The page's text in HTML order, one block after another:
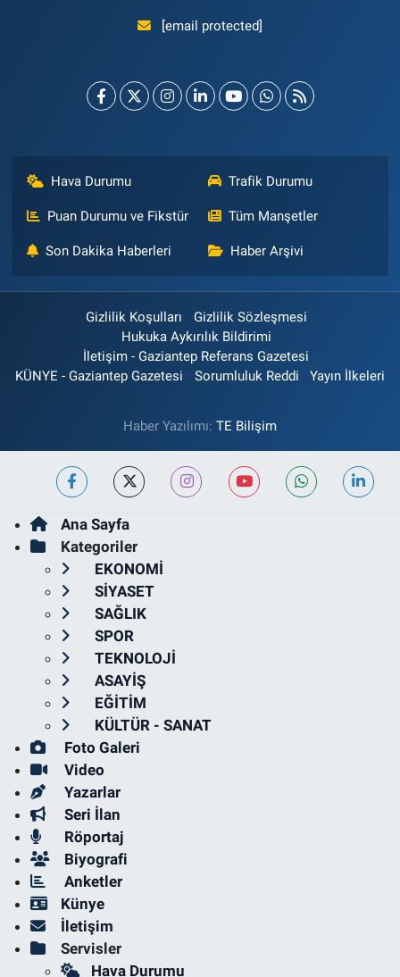
[email protected]
Hava Durumu Trafik Durumu
Puan Durumu ve Fikstür Tüm Manşetler
Son Dakika Haberleri Haber Arşivi
Gizlilik Koşulları
Gizlilik Sözleşmesi
Hukuka Aykırılık Bildirimi
İletişim - Gaziantep Referans Gazetesi
KÜNYE - Gaziantep Gazetesi
Sorumluluk Reddi Yayın İlkeleri
Haber Yazılımı: TE Bilişim
Ana Sayfa
Kategoriler
EKONOMİ
SİYASET
SAĞLIK
SPOR
TEKNOLOJİ
ASAYİŞ
EĞİTİM
KÜLTÜR - SANAT
Foto Galeri
Video
Yazarlar
Seri İlan
Röportaj
Biyografi
Anketler
Künye
İletişim
Servisler
Hava Durumu